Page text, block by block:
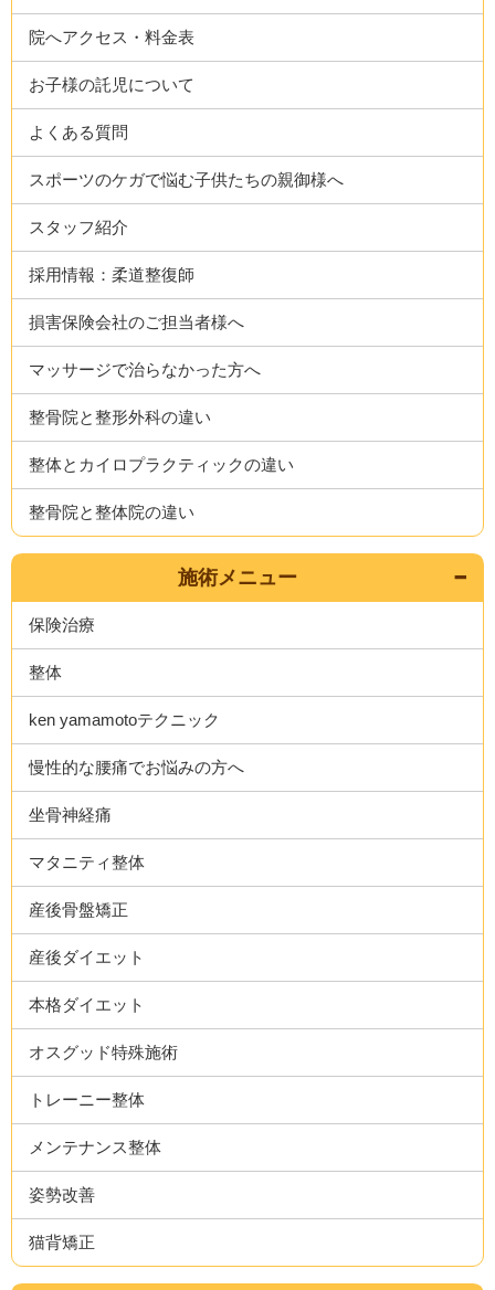
院へアクセス・料金表
お子様の託児について
よくある質問
スポーツのケガで悩む子供たちの親御様へ
スタッフ紹介
採用情報：柔道整復師
損害保険会社のご担当者様へ
マッサージで治らなかった方へ
整骨院と整形外科の違い
整体とカイロプラクティックの違い
整骨院と整体院の違い
施術メニュー
保険治療
整体
ken yamamotoテクニック
慢性的な腰痛でお悩みの方へ
坐骨神経痛
マタニティ整体
産後骨盤矯正
産後ダイエット
本格ダイエット
オスグッド特殊施術
トレーニー整体
メンテナンス整体
姿勢改善
猫背矯正